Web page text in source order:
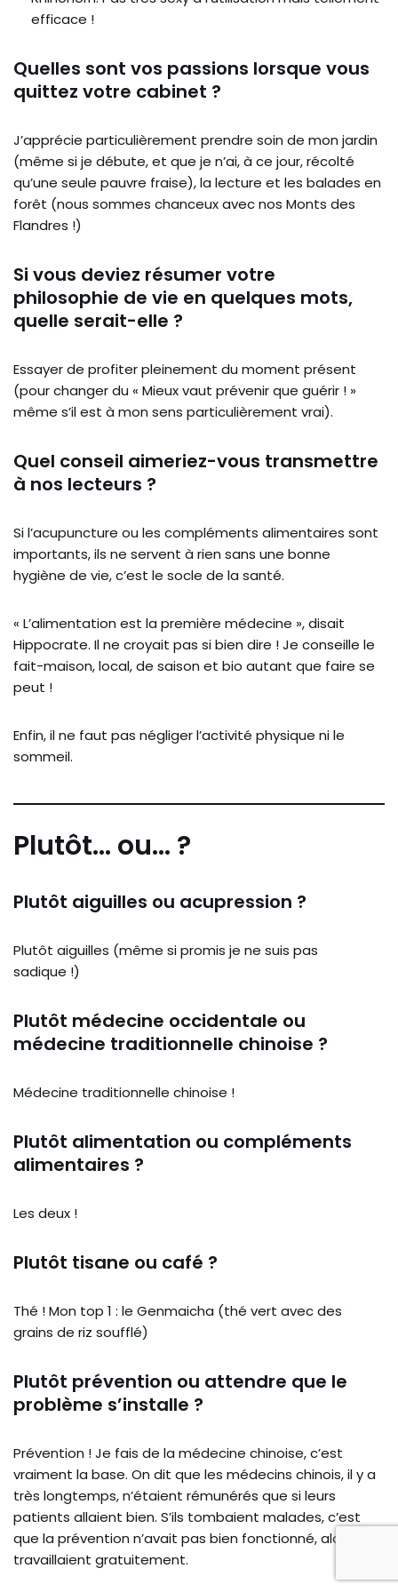
efficace !
Quelles sont vos passions lorsque vous
quittez votre cabinet ?
J’apprécie particulièrement prendre soin de mon jardin
(même si je débute, et que je n’ai, à ce jour, récolté
qu’une seule pauvre fraise), la lecture et les balades en
forêt (nous sommes chanceux avec nos Monts des
Flandres !)
Si vous deviez résumer votre
philosophie de vie en quelques mots,
quelle serait-elle ?
Essayer de profiter pleinement du moment présent
(pour changer du « Mieux vaut prévenir que guérir ! »
même s’il est à mon sens particulièrement vrai).
Quel conseil aimeriez-vous transmettre
à nos lecteurs ?
Si l’acupuncture ou les compléments alimentaires sont
importants, ils ne servent à rien sans une bonne
hygiène de vie, c’est le socle de la santé.
« L’alimentation est la première médecine », disait
Hippocrate. Il ne croyait pas si bien dire ! Je conseille le
fait-maison, local, de saison et bio autant que faire se
peut !
Enfin, il ne faut pas négliger l’activité physique ni le
sommeil.
Plutôt… ou… ?
Plutôt aiguilles ou acupression ?
Plutôt aiguilles (même si promis je ne suis pas
sadique !)
Plutôt médecine occidentale ou
médecine traditionnelle chinoise ?
Médecine traditionnelle chinoise !
Plutôt alimentation ou compléments
alimentaires ?
Les deux !
Plutôt tisane ou café ?
Thé ! Mon top 1 : le Genmaicha (thé vert avec des
grains de riz soufflé)
Plutôt prévention ou attendre que le
problème s’installe ?
Prévention ! Je fais de la médecine chinoise, c’est
vraiment la base. On dit que les médecins chinois, il y a
très longtemps, n’étaient rémunérés que si leurs
patients allaient bien. S’ils tombaient malades, c’est
que la prévention n’avait pas bien fonctionné, alors ils
travaillaient gratuitement.